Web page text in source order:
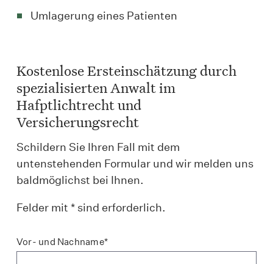
Umlagerung eines Patienten
Kostenlose Ersteinschätzung durch
spezialisierten Anwalt im
Hafptlichtrecht und
Versicherungsrecht
Schildern Sie Ihren Fall mit dem
untenstehenden Formular und wir melden uns
baldmöglichst bei Ihnen.
Felder mit * sind erforderlich.
Vor- und Nachname*